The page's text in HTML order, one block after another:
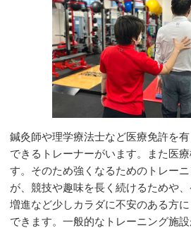
鍼灸師や理学療法士など医療免許を
できるトレーナーがいます。また医
す。そのため強くなるためのトレー
が、競技や趣味を長く続けるためや
増進など少しカラダに不安のある方
できます。一般的なトレーニング施